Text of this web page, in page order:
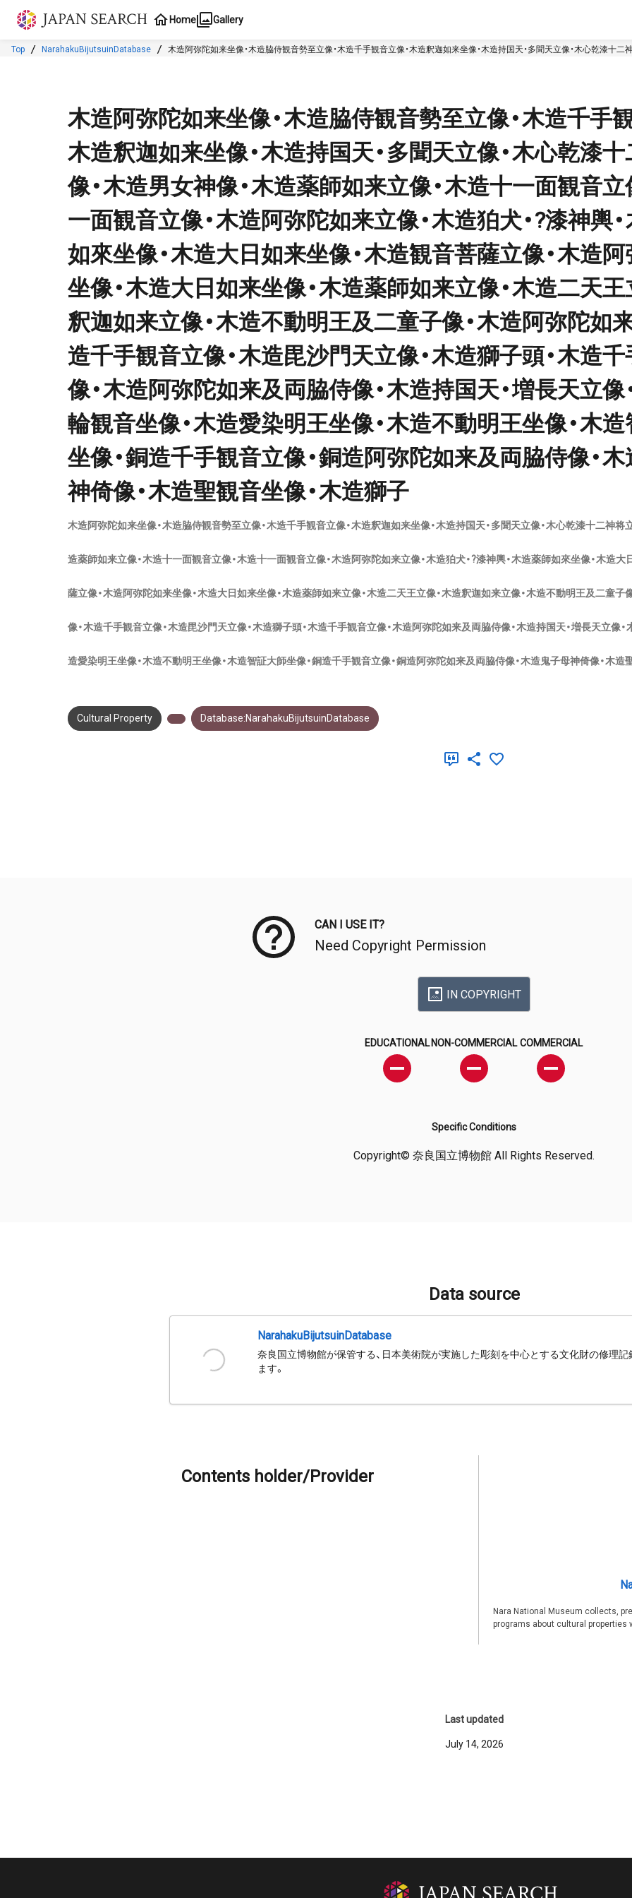
Jump to main content
Home Gallery
Top NarahakuBijutsuinDatabase
木造阿弥陀如来坐像・木造脇侍観音勢至立像・木造千手観音立像・木造釈迦如来坐像・木造持国天・多聞天立像・木心乾漆十
木造阿弥陀如来坐像・木造脇侍観音勢至立像・木造千手
木造釈迦如来坐像・木造持国天・多聞天立像・木心乾漆
像・木造男女神像・木造薬師如来立像・木造十一面観音立
一面観音立像・木造阿弥陀如来立像・木造狛犬・?漆神輿
如來坐像・木造大日如来坐像・木造観音菩薩立像・木造
坐像・木造大日如来坐像・木造薬師如来立像・木造二天王
釈迦如来立像・木造不動明王及二童子像・木造阿弥陀如
造千手観音立像・木造毘沙門天立像・木造獅子頭・木造
像・木造阿弥陀如来及両脇侍像・木造持国天・増長天立像
輪観音坐像・木造愛染明王坐像・木造不動明王坐像・木
坐像・銅造千手観音立像・銅造阿弥陀如来及両脇侍像・
神倚像・木造聖観音坐像・木造獅子
木造阿弥陀如来坐像・木造脇侍観音勢至立像・木造千手観音立像・木造釈迦如来坐像・木造持国天・多聞天立像・木心乾漆十二神将
造薬師如来立像・木造十一面観音立像・木造十一面観音立像・木造阿弥陀如来立像・木造狛犬・?漆神輿・木造薬師如來坐像・木造大
薩立像・木造阿弥陀如来坐像・木造大日如来坐像・木造薬師如来立像・木造二天王立像・木造釈迦如来立像・木造不動明王及二童子
像・木造千手観音立像・木造毘沙門天立像・木造獅子頭・木造千手観音立像・木造阿弥陀如来及両脇侍像・木造持国天・増長天立像
造愛染明王坐像・木造不動明王坐像・木造智証大師坐像・銅造千手観音立像・銅造阿弥陀如来及両脇侍像・木造鬼子母神倚像・木造
Cultural Property Database:NarahakuBijutsuinDatabase
CAN I USE IT?
Need Copyright Permission
IN COPYRIGHT
EDUCATIONAL NON-COMMERCIAL COMMERCIAL
Specific Conditions
Copyright© 奈良国立博物館 All Rights Reserved.
Data source
NarahakuBijutsuinDatabase
奈良国立博物館が保管する、日本美術院が実施した彫刻を中心とする文化財の修理記
ます。
Contents holder/Provider
Nara National Museum collects,
programs about cultural properties
Last updated
July 14, 2026